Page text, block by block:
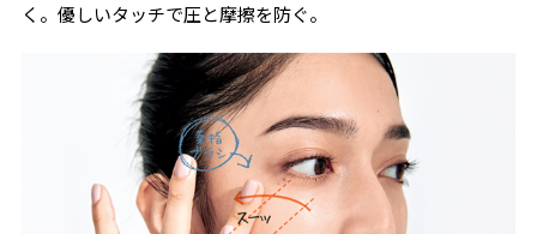
く。優しいタッチで圧と摩擦を防ぐ。